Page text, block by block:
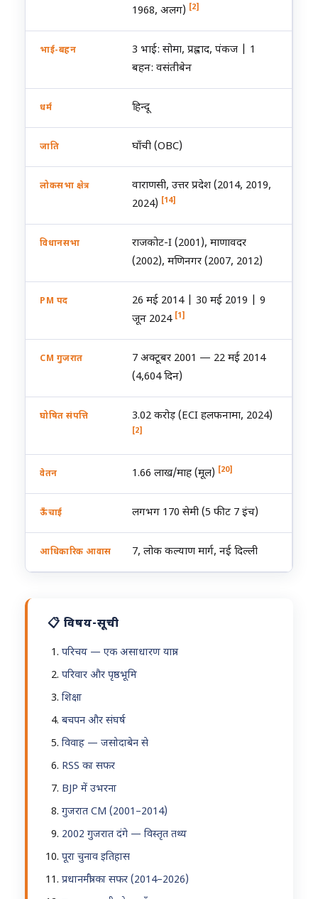
1968, अलग) [2]
भाई-बहन
3 भाई: सोमा, प्रह्लाद, पंकज | 1
बहन: वसंतीबेन
धर्म हिन्दू
जाति घाँची (OBC)
लोकसभा क्षेत्र
वाराणसी, उत्तर प्रदेश (2014, 2019,
2024) [14]
विधानसभा
राजकोट-I (2001), माणावदर
(2002), मणिनगर (2007, 2012)
PM पद
26 मई 2014 | 30 मई 2019 | 9
जून 2024 [1]
CM गुजरात
7 अक्टूबर 2001 — 22 मई 2014
(4,604 दिन)
घोषित संपत्ति ₹3.02 करोड़ (ECI हलफनामा, 2024)
[2]
वेतन ₹1.66 लाख/माह (मूल) [20]
ऊँचाई लगभग 170 सेमी (5 फीट 7 इंच)
आधिकारिक आवास 7, लोक कल्याण मार्ग, नई दिल्ली
📋 विषय-सूची
परिचय — एक असाधारण यात्रा
परिवार और पृष्ठभूमि
शिक्षा
बचपन और संघर्ष
विवाह — जसोदाबेन से
RSS का सफर
BJP में उभरना
गुजरात CM (2001–2014)
2002 गुजरात दंगे — विस्तृत तथ्य
पूरा चुनाव इतिहास
प्रधानमंत्री का सफर (2014–2026)